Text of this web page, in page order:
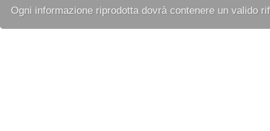
Ogni informazione riprodotta dovrà contenere un valido